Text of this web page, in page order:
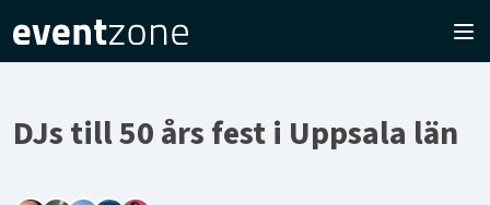
DJs till 50 års fest i Uppsala län